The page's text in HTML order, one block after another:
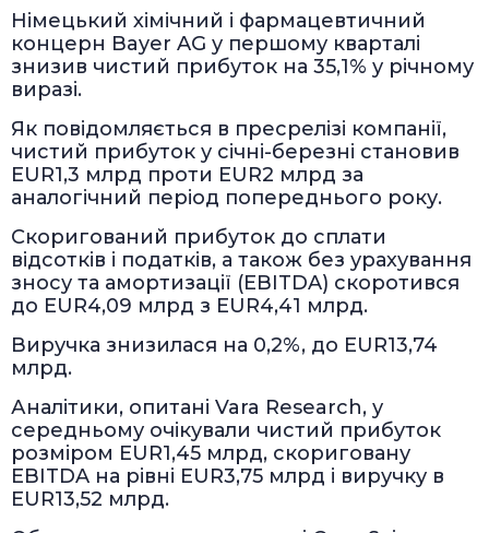
Німецький хімічний і фармацевтичний
концерн Bayer AG у першому кварталі
знизив чистий прибуток на 35,1% у річному
виразі.
Як повідомляється в пресрелізі компанії,
чистий прибуток у січні-березні становив
EUR1,3 млрд проти EUR2 млрд за
аналогічний період попереднього року.
Скоригований прибуток до сплати
відсотків і податків, а також без урахування
зносу та амортизації (EBITDA) скоротився
до EUR4,09 млрд з EUR4,41 млрд.
Виручка знизилася на 0,2%, до EUR13,74
млрд.
Аналітики, опитані Vara Research, у
середньому очікували чистий прибуток
розміром EUR1,45 млрд, скориговану
EBITDA на рівні EUR3,75 млрд і виручку в
EUR13,52 млрд.